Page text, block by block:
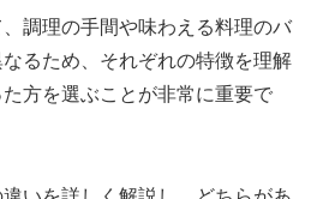
調理の手間や味わえる料理のバ
るため、それぞれの特徴を理解
方を選ぶことが非常に重要で